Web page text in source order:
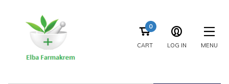
CART
0
LOG IN MENU